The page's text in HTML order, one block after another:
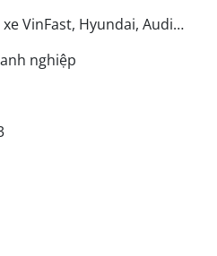
VinFast, Hyundai, Audi…
nghiệp